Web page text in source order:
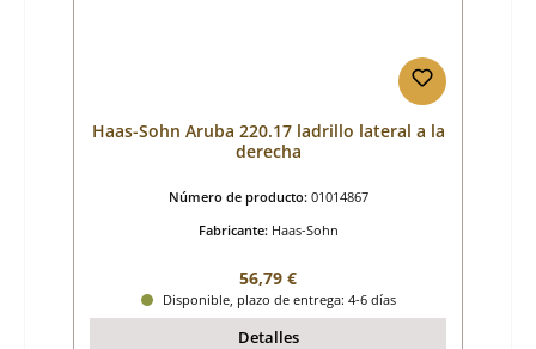
Haas-Sohn Aruba 220.17 ladrillo lateral a la
derecha
Número de producto: 01014867
Fabricante: Haas-Sohn
Precio normal:
56,79 €
Disponible, plazo de entrega: 4-6 días
Detalles